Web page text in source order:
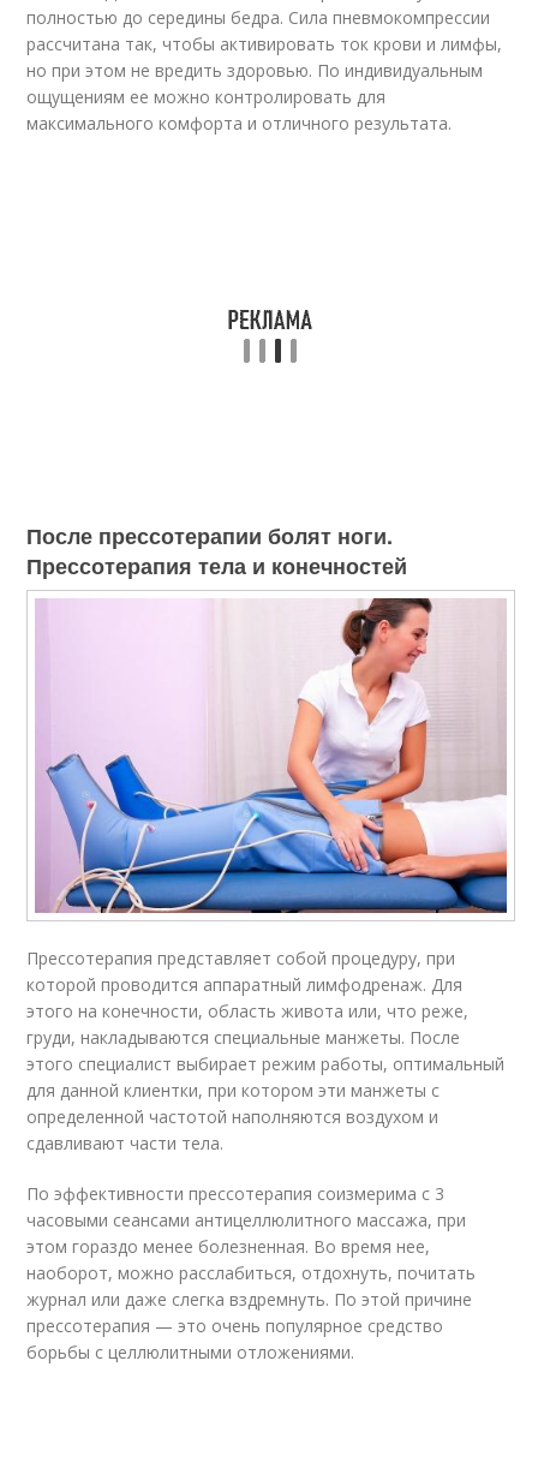
полностью до середины бедра. Сила пневмокомпрессии
рассчитана так, чтобы активировать ток крови и лимфы,
но при этом не вредить здоровью. По индивидуальным
ощущениям ее можно контролировать для
максимального комфорта и отличного результата.
После прессотерапии болят ноги.
Прессотерапия тела и конечностей
Прессотерапия представляет собой процедуру, при
которой проводится аппаратный лимфодренаж. Для
этого на конечности, область живота или, что реже,
груди, накладываются специальные манжеты. После
этого специалист выбирает режим работы, оптимальный
для данной клиентки, при котором эти манжеты с
определенной частотой наполняются воздухом и
сдавливают части тела.
По эффективности прессотерапия соизмерима с 3
часовыми сеансами антицеллюлитного массажа, при
этом гораздо менее болезненная. Во время нее,
наоборот, можно расслабиться, отдохнуть, почитать
журнал или даже слегка вздремнуть. По этой причине
прессотерапия — это очень популярное средство
борьбы с целлюлитными отложениями.